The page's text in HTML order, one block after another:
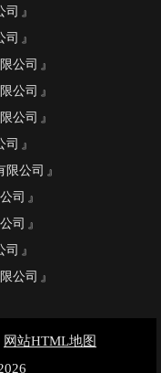
司
司
公司
公司
公司
司
限公司
司
司
司
公司
网站HTML地图